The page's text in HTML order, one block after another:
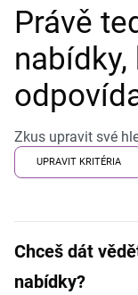
Právě
Zkus upravit své
UPRAVIT KRITÉRIA
Chceš dát
nabídky?